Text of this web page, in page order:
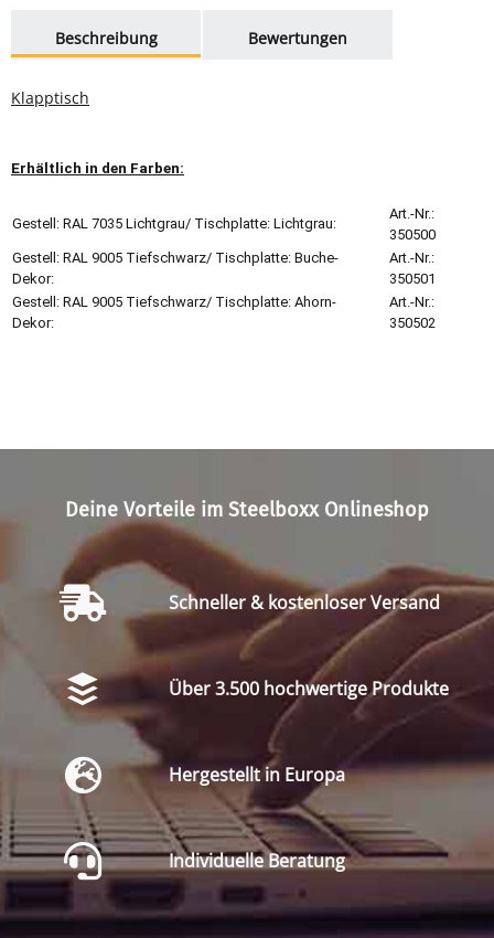
Beschreibung
Bewertungen
Klapptisch
Erhältlich in den Farben:
Gestell: RAL 7035 Lichtgrau/ Tischplatte: Lichtgrau:
Art.-Nr.:
350500
Gestell: RAL 9005 Tiefschwarz/ Tischplatte: Buche-
Dekor:
Art.-Nr.:
350501
Gestell: RAL 9005 Tiefschwarz/ Tischplatte: Ahorn-
Dekor:
Art.-Nr.:
350502
Deine Vorteile im Steelboxx Onlineshop
Schneller & kostenloser Versand
Über 3.500 hochwertige Produkte
Hergestellt in Europa
Individuelle Beratung